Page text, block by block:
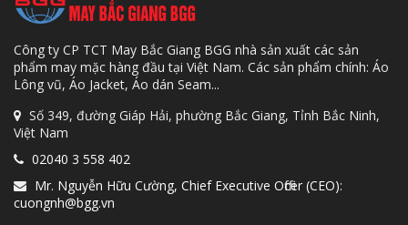
Công ty CP TCT May Bắc Giang BGG nhà sản xuất các sản
phẩm may mặc hàng đầu tại Việt Nam. Các sản phẩm chính: Áo
Lông vũ, Áo Jacket, Áo dán Seam...
Số 349, đường Giáp Hải, phường Bắc Giang, Tỉnh Bắc Ninh,
Việt Nam
02040 3 558 402
Mr. Nguyễn Hữu Cường, Chief Executive Officer (CEO):
cuongnh@bgg.vn